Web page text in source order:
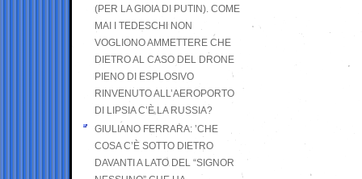
(PER LA GIOIA DI PUTIN). COME
MAI I TEDESCHI NON
VOGLIONO AMMETTERE CHE
DIETRO AL CASO DEL DRONE
PIENO DI ESPLOSIVO
RINVENUTO ALL’AEROPORTO
DI LIPSIA C’È LA RUSSIA?
GIULIANO FERRARA: ’CHE
COSA C’È SOTTO DIETRO
DAVANTI A LATO DEL “SIGNOR